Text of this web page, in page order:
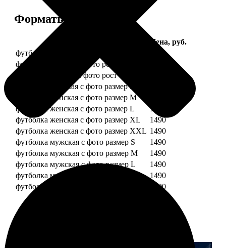
Форматы и цены
Цена, руб.
футболка детская с фото рост 118 см
1490
футболка детская с фото рост 128 см
футболка детская с фото рост 134 см
футболка женская с фото размер S
футболка женская с фото размер M
футболка женская с фото размер L
1490
футболка женская с фото размер XL
1490
футболка женская с фото размер XXL 1490
футболка мужская с фото размер S
1490
футболка мужская с фото размер M
1490
футболка мужская с фото размер L
1490
футболка мужская с фото размер XL
1490
футболка мужская с фото размер XXL
1490